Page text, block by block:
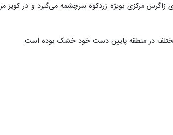
است که از کوه‌های زاگرس مرکزی بویژه زردکوه سرچشمه
در منطقه پایین دست خود خشک بوده است.